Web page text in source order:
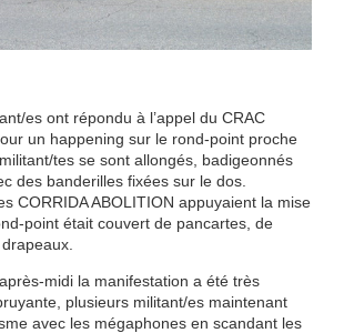
es ont répondu à l’appel du CRAC
un happening sur le rond-point proche
tes se sont allongés, badigeonnés
des banderilles fixées sur le dos.
CORRIDA ABOLITION appuyaient la mise
point était couvert de pancartes, de
midi la manifestation a été très
plusieurs militant/es maintenant
avec les mégaphones en scandant les